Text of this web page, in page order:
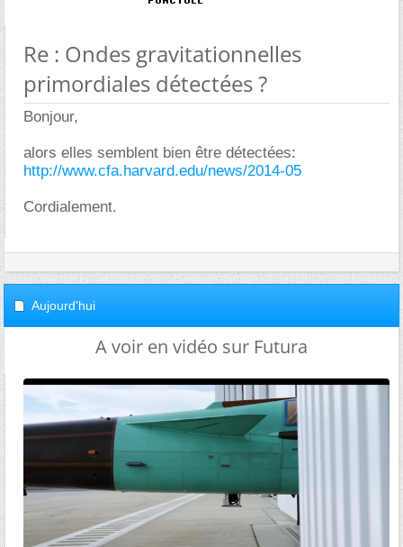
Re : Ondes gravitationnelles
primordiales détectées ?
Bonjour,
alors elles semblent bien être détectées:
http://www.cfa.harvard.edu/news/2014-05
Cordialement.
Aujourd'hui
A voir en vidéo sur Futura